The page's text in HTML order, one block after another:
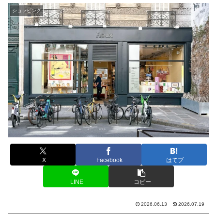
ショッピング
X Facebook はてブ
LINE コピー
2026.06.13 2026.07.19